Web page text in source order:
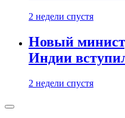
2 недели спустя
Новый
Индии
2 недели спустя